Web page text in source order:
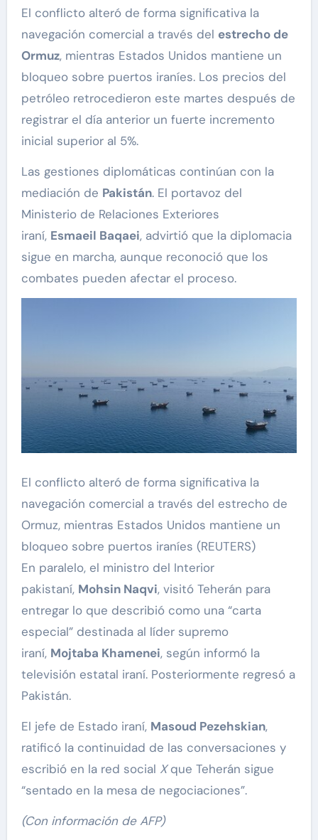
El conflicto alteró de forma significativa la
navegación comercial a través del estrecho de
Ormuz, mientras Estados Unidos mantiene un
bloqueo sobre puertos iraníes. Los precios del
petróleo retrocedieron este martes después de
registrar el día anterior un fuerte incremento
inicial superior al 5%.
Las gestiones diplomáticas continúan con la
mediación de Pakistán. El portavoz del
Ministerio de Relaciones Exteriores
iraní, Esmaeil Baqaei, advirtió que la diplomacia
sigue en marcha, aunque reconoció que los
combates pueden afectar el proceso.
El conflicto alteró de forma significativa la
navegación comercial a través del estrecho de
Ormuz, mientras Estados Unidos mantiene un
bloqueo sobre puertos iraníes (REUTERS)
En paralelo, el ministro del Interior
pakistaní, Mohsin Naqvi, visitó Teherán para
entregar lo que describió como una “carta
especial” destinada al líder supremo
iraní, Mojtaba Khamenei, según informó la
televisión estatal iraní. Posteriormente regresó a
Pakistán.
El jefe de Estado iraní, Masoud Pezehskian,
ratificó la continuidad de las conversaciones y
escribió en la red social Xque Teherán sigue
“sentado en la mesa de negociaciones”.
(Con información de AFP)